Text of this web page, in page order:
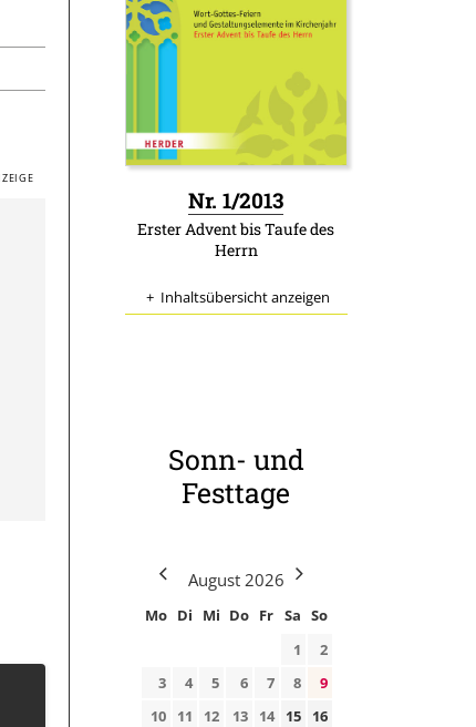
Nr. 1/2013
Erster Advent bis Taufe des
Herrn
Inhaltsübersicht anzeigen
Sonn- und
Festtage
August 2026
Mo Di Mi Do Fr Sa So
1
2
3
4 5 6 7 8
9
10
11 12 13 14 15
16